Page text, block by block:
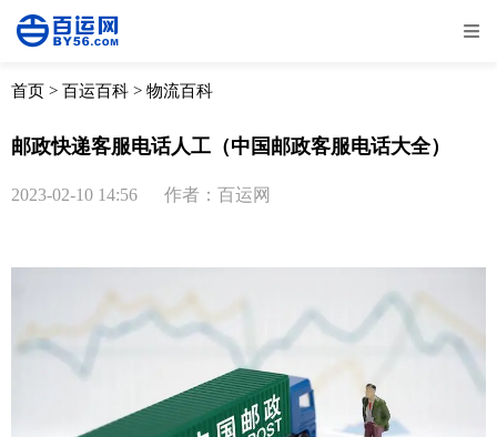
全部 物流资讯
取消
首页 > 百运百科 > 物流百科
邮政快递客服电话人工（中国邮政客服电话大全）
2023-02-10 14:56 作者：百运网